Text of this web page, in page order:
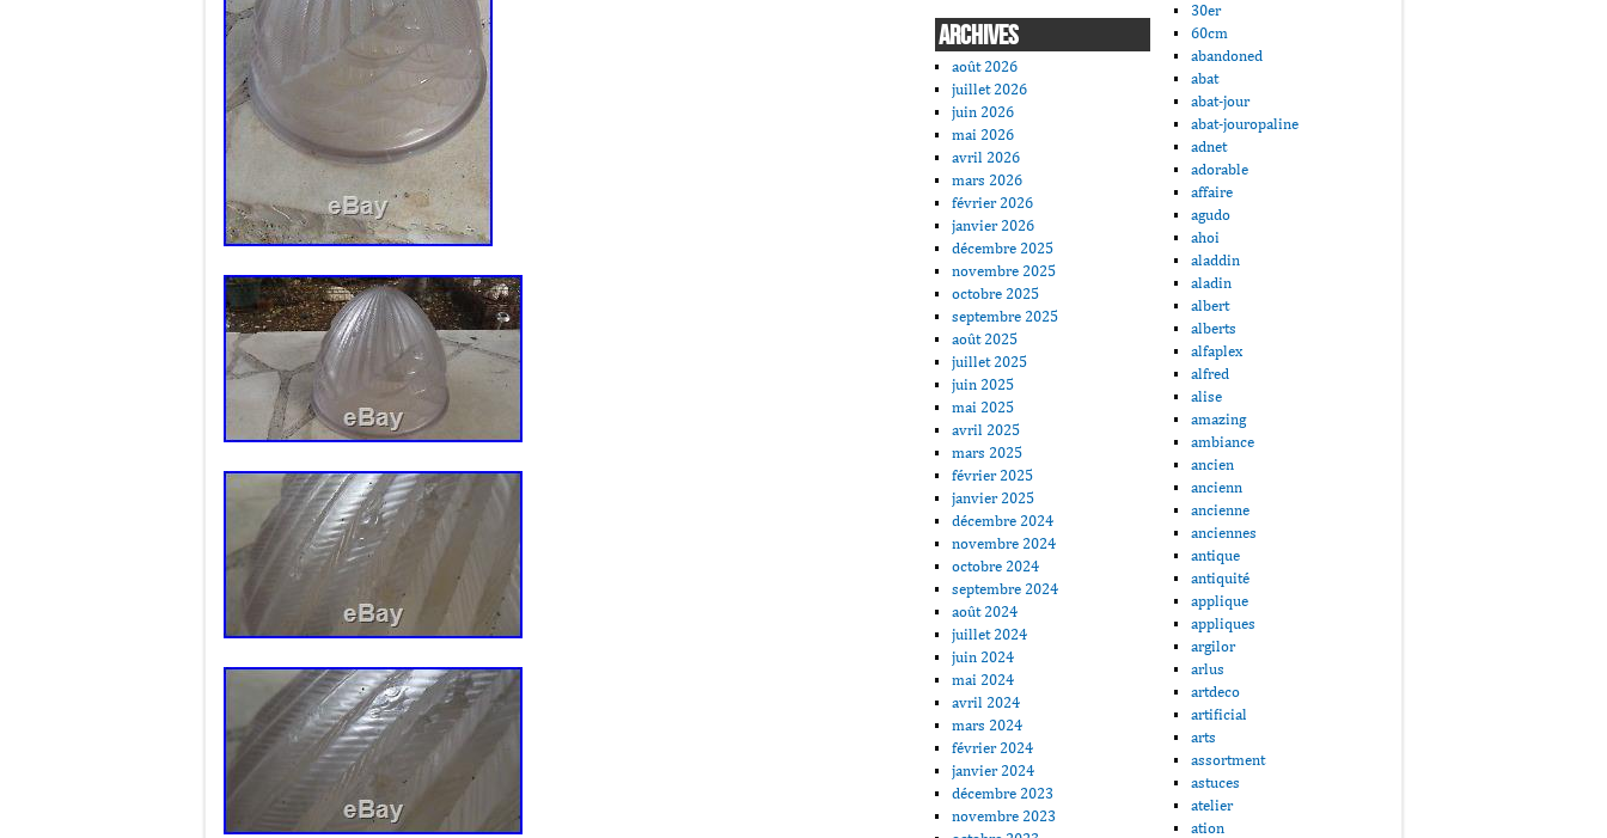
ARCHIVES
août 2026
juillet 2026
juin 2026
mai 2026
avril 2026
mars 2026
février 2026
janvier 2026
décembre 2025
novembre 2025
octobre 2025
septembre 2025
août 2025
juillet 2025
juin 2025
mai 2025
avril 2025
mars 2025
février 2025
janvier 2025
décembre 2024
novembre 2024
octobre 2024
septembre 2024
août 2024
juillet 2024
juin 2024
mai 2024
avril 2024
mars 2024
février 2024
janvier 2024
décembre 2023
novembre 2023
30er
60cm
abandoned
abat
abat-jour
abat-jouropaline
adnet
adorable
affaire
agudo
ahoi
aladdin
aladin
albert
alberts
alfaplex
alfred
alise
amazing
ambiance
ancien
ancienn
ancienne
anciennes
antique
antiquité
applique
appliques
argilor
arlus
artdeco
artificial
arts
assortment
astuces
atelier
ation